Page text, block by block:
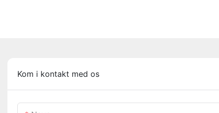
Kom i kontakt med os